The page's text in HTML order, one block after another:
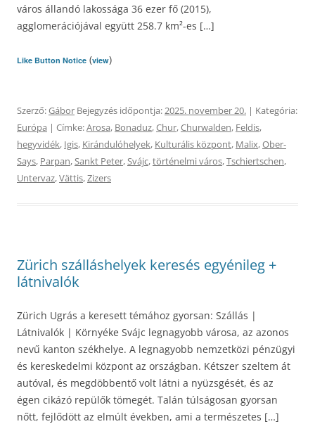
város állandó lakossága 36 ezer fő (2015),
agglomerációjával együtt 258.7 km²-es […]
Like Button Notice (view)
Szerző:Gábor Bejegyzés időpontja:2025. november 20. | Kategória:
Európa | Címke:Arosa, Bonaduz,Chur,Churwalden, Feldis,
hegyvidék, Igis, Kirándulóhelyek, Kulturális központ, Malix,Ober-
Says, Parpan,Sankt Peter,Svájc,történelmi város,Tschiertschen,
Untervaz,Vättis,Zizers
Zürich szálláshelyek keresés egyénileg +
látnivalók
Zürich Ugrás a keresett témához gyorsan: Szállás |
Látnivalók | Környéke Svájc legnagyobb városa, az azonos
nevű kanton székhelye. A legnagyobb nemzetközi pénzügyi
és kereskedelmi központ az országban. Kétszer szeltem át
autóval, és megdöbbentő volt látni a nyüzsgését, és az
égen cikázó repülők tömegét. Talán túlságosan gyorsan
nőtt, fejlődött az elmúlt években, ami a természetes […]